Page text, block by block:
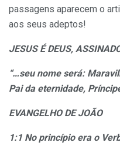
passagens aparecem o
aos seus adeptos!
JESUS É DEUS,
“…seu nome será:
Pai da eternidade,
EVANGELHO DE JOÃO
1:1 No princípio era o